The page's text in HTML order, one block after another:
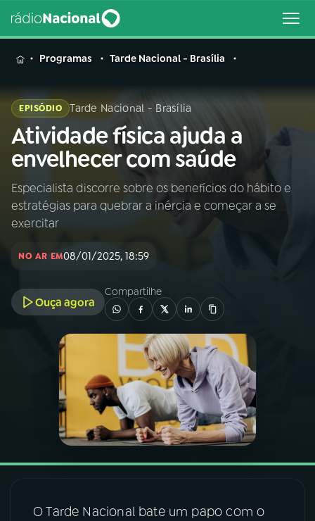
MENU
Buscar
na
Rádio
Nacional
Buscar
AO VIVO
01INÍCIO
02A RÁDIO
PROGRAMAÇÃO
PROGRAMAS
PODCASTS
Programas Tarde Nacional - Brasília
EPISÓDIO Tarde Nacional - Brasília
Atividade física ajuda a
envelhecer com saúde
Especialista discorre sobre os benefícios do hábito e
estratégias para quebrar a inércia e começar a se
exercitar
NO AR EM08/01/2025, 18:59
Ouça agora
Compartilhe
O Tarde Nacional bate um papo com o